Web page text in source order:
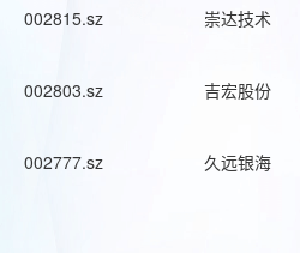
002815.sz 崇达技术
002803.sz 吉宏股份
002777.sz 久远银海